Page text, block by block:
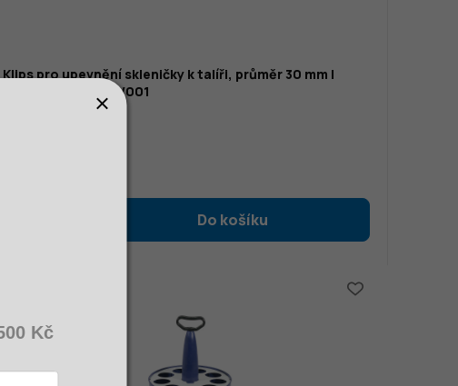
Klips pro upevnění skleničky k talíři, průměr 30 mm |
CONTACTO, 2082/001
Kč